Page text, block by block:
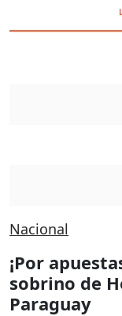
Nacional
¡Por
sobrino de
Paraguay